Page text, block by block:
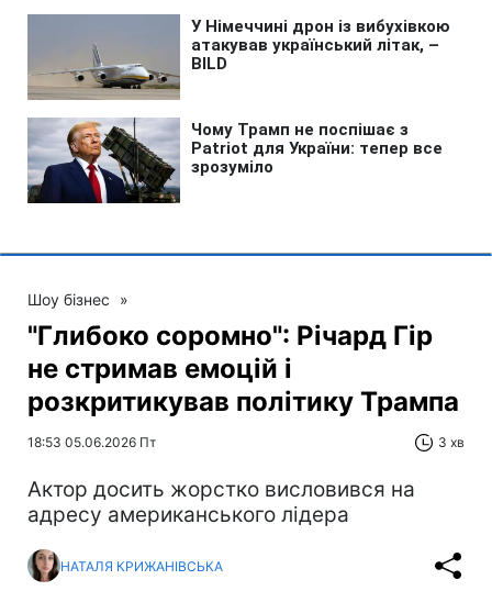
Шоу бізнес »
"Глибоко соромно": Річард Гір
не стримав емоцій і
розкритикував політику Трампа
18:53 05.06.2026 Пт 3 хв
Актор досить жорстко висловився на
адресу американського лідера
НАТАЛЯ КРИЖАНІВСЬКА